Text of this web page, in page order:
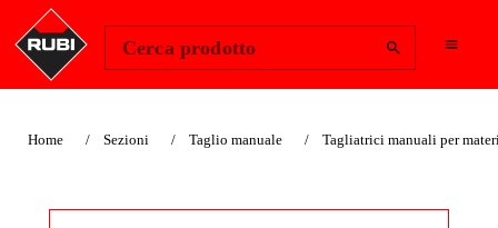
Cerca prodotto
Home Sezioni Taglio manuale Tagliatrici manuali per